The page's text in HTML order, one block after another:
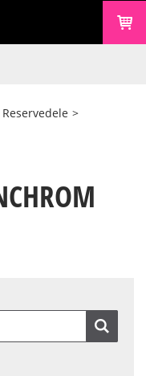
Reservedele >